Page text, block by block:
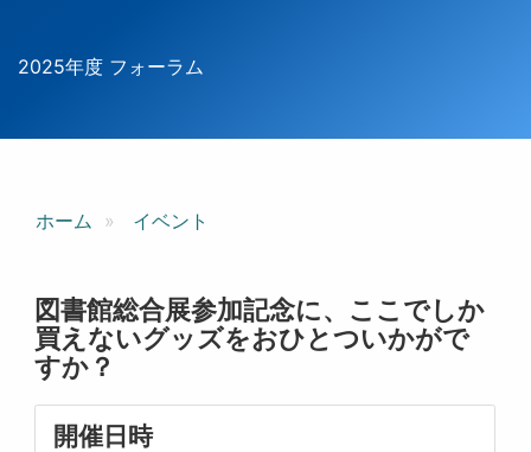
2025年度 フォーラム
ホーム イベント
図書館総合展参加記念に、ここでしか
買えないグッズをおひとついかがで
すか？
開催日時